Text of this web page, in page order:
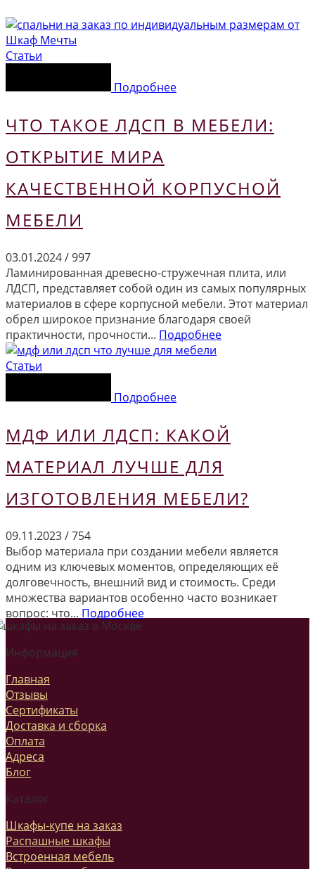
Статьи
Подробнее
ЧТО ТАКОЕ ЛДСП В МЕБЕЛИ:
ОТКРЫТИЕ МИРА
КАЧЕСТВЕННОЙ КОРПУСНОЙ
МЕБЕЛИ
03.01.2024/997
Ламинированная древесно-стружечная плита, или
ЛДСП, представляет собой один из самых популярных
материалов в сфере корпусной мебели. Этот материал
обрел широкое признание благодаря своей
практичности, прочности... Подробнее
Статьи
Подробнее
МДФ ИЛИ ЛДСП: КАКОЙ
МАТЕРИАЛ ЛУЧШЕ ДЛЯ
ИЗГОТОВЛЕНИЯ МЕБЕЛИ?
09.11.2023/754
Выбор материала при создании мебели является
одним из ключевых моментов, определяющих её
долговечность, внешний вид и стоимость. Среди
множества вариантов особенно часто возникает
вопрос: что... Подробнее
Информация
Главная
Отзывы
Сертификаты
Доставка и сборка
Оплата
Адреса
Блог
Каталог
Шкафы-купе на заказ
Распашные шкафы
Встроенная мебель